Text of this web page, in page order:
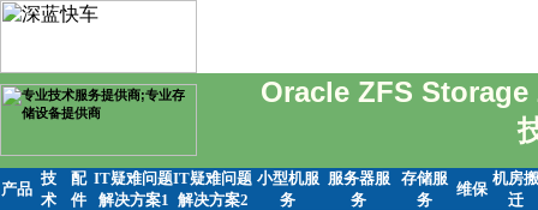
Oracle ZFS
产品
技
术
配
件
IT疑难问题
解决方案1
IT疑难问题
解决方案2
小型机服
务
服务器服
务
存储服
务
维保
机房搬
迁